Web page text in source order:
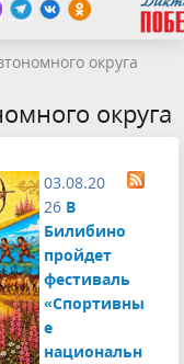
округа
округа
03.08.20
26 В
Билибино
пройдет
фестиваль
«Спортивны
е
национальн